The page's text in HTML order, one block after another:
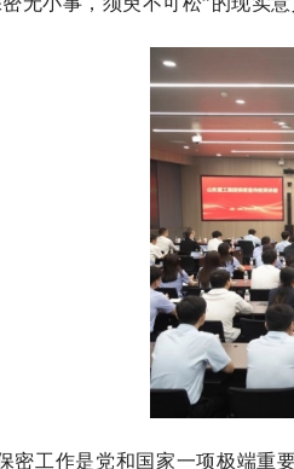
工作是党和国家一项极端重要